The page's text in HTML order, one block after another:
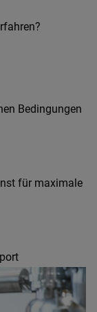
Bedingungen
für maximale